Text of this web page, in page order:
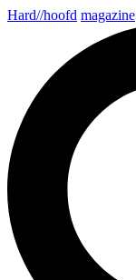
Hard//hoofd magazine